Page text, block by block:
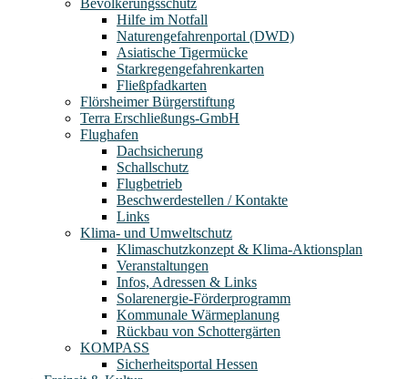
Bevölkerungsschutz
Hilfe im Notfall
Naturengefahrenportal (DWD)
Asiatische Tigermücke
Starkregengefahrenkarten
Fließpfadkarten
Flörsheimer Bürgerstiftung
Terra Erschließungs-GmbH
Flughafen
Dachsicherung
Schallschutz
Flugbetrieb
Beschwerdestellen / Kontakte
Links
Klima- und Umweltschutz
Klimaschutzkonzept & Klima-Aktionsplan
Veranstaltungen
Infos, Adressen & Links
Solarenergie-Förderprogramm
Kommunale Wärmeplanung
Rückbau von Schottergärten
KOMPASS
Sicherheitsportal Hessen